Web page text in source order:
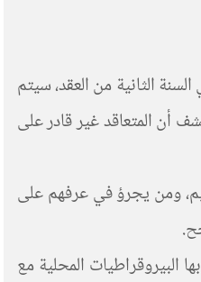
الثانية من العقد، سيتم
أن المتعاقد غير قادر على
ومن يجرؤ في عرفهم على
البيروقراطيات المحلية مع